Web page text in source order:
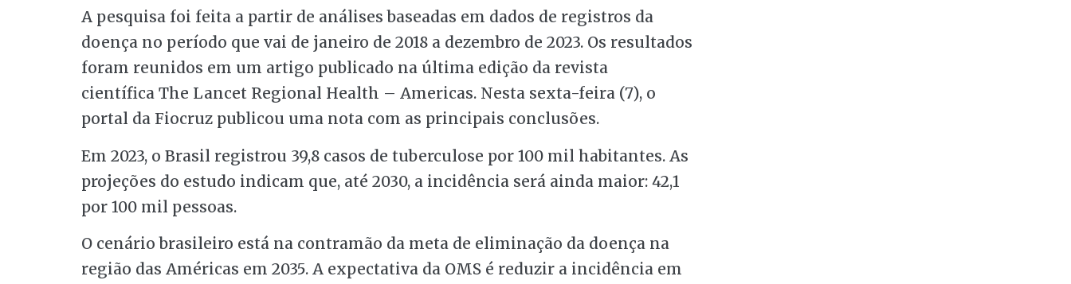
A pesquisa foi feita a partir de análises baseadas em dados de registros da
doença no período que vai de janeiro de 2018 a dezembro de 2023. Os resultados
foram reunidos em um artigo publicado na última edição da revista
científica The Lancet Regional Health – Americas. Nesta sexta-feira (7), o
portal da Fiocruz publicou uma nota com as principais conclusões.
Em 2023, o Brasil registrou 39,8 casos de tuberculose por 100 mil habitantes. As
projeções do estudo indicam que, até 2030, a incidência será ainda maior: 42,1
por 100 mil pessoas.
O cenário brasileiro está na contramão da meta de eliminação da doença na
região das Américas em 2035. A expectativa da OMS é reduzir a incidência em